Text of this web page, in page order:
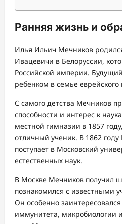
Ранняя жизнь и
Илья Ильич Мечников
Ивацевичи в Белоруссии,
Российской империи.
ребенком в семье
С самого детства Мечников
способности и интерес к
местной гимназии в 1857
отличный ученик. В 1862
поступает в Московский
естественных наук.
В Москве Мечников получил
познакомился с известными
Он особенно
иммунитета, микробиологии